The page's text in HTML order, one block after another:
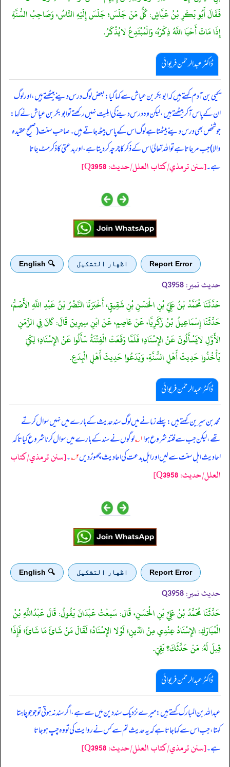
فَقَالَ أَبُو بَكْرِ بْنُ عَيَّاشٍ: كُلُّ مَنْ جَلَسَ؛ جَلَسَ إِلَيْهِ النَّاسُ، وَصَاحِبُ السُّنَّةِ
إِذَا مَاتَ أَحْيَا اللَّهُ ذِكْرَهُ، وَالْمُبْتَدِعُ لايُذْكَرُ.
ڈاکٹر عبدالرحمٰن فریوائی
‏‏‏‏ یحیی بن آدم کہتے ہیں کہ ابوبکر بن عیاش سے کہا گیا: بعض لوگ درس دینے بیٹھتے ہیں، اور لوگ
ان کے پاس آ کر بیٹھتے ہیں، لیکن وہ درس دینے کی اہلیت نہیں رکھتے تو ابوبکر بن عیاش نے کہا:
جو شخص بھی درس دینے بیٹھتا ہے لوگ اس کے پاس بیٹھ جاتے ہیں۔ صاحب سنت (صحیح عقیدہ
والا) جب مر جاتا ہے تو اللہ تعالیٰ اس کے ذکر کا چرچہ کر دیتا ہے، اور بدعتی کا ذکر مٹ جاتا
ہے۔[سنن ترمذي/کتاب العلل/حدیث: Q3958]
Report Error اظهار التشكيل 🔍 English
حدیث نمبر: Q3958
حَدَّثَنَا مُحَمَّدُ بْنُ عَلِيِّ بْنِ الْحَسَنِ بْنِ شَقِيقٍ، أَخْبَرَنَا النَّضْرُ بْنُ عَبْدِ اللَّهِ الأَصَمُّ،
حَدَّثَنَا إِسْمَاعِيلُ بْنُ زَكَرِيَّا، عَنْ عَاصِمٍ، عَنْ ابْنِ سِيرِينَ قَالَ: كَانَ فِي الزَّمَنِ
الأَوَّلِ لايَسْأَلُونَ عَنْ الإِسْنَادِ؛ فَلَمَّا وَقَعَتْ الْفِتْنَةُ سَأَلُوا عَنْ الإِسْنَادِ؛ لِكَيْ
يَأْخُذُوا حَدِيثَ أَهْلِ السُّنَّةِ، وَيَدَعُوا حَدِيثَ أَهْلِ الْبِدَعِ.
ڈاکٹر عبدالرحمٰن فریوائی
‏‏‏‏ محمد بن سیرین کہتے ہیں: پہلے زمانے میں لوگ سند حدیث کے بارے میں نہیں سوال کرتے
تھے، لیکن جب سے فتنہ شروع ہوا۱؎ لوگوں نے سند کے بارے میں سوال کرنا شروع کیا تاکہ
احادیث اہل سنت سے لیں اور اہل بدعت کی احادیث چھوڑ دیں۲؎ ۔[سنن ترمذي/کتاب
العلل/حدیث: Q3958]
Report Error اظهار التشكيل 🔍 English
حدیث نمبر: Q3958
حَدَّثَنَا مُحَمَّدُ بْنُ عَلِيِّ بْنِ الْحَسَنِ، قَال: سَمِعْتُ عَبْدَانَ يَقُولُ: قَالَ عَبْدُاللَّهِ بْنُ
الْمُبَارَكِ: الإِسْنَادُ عِنْدِي مِنْ الدِّينِ؛ لَوْلا الإِسْنَادُ؛ لَقَالَ مَنْ شَائَ مَا شَائَ؛ فَإِذَا
قِيلَ لَهُ: مَنْ حَدَّثَكَ؟ بَقِيَ.
ڈاکٹر عبدالرحمٰن فریوائی
‏‏‏‏ عبداللہ بن المبارک کہتے ہیں: میرے نزدیک سند دین میں سے ہے، اگر سند نہ ہوتی تو جو جو چاہتا
کہتا، جب اس سے کہا جاتا ہے کہ یہ حدیث تم سے کس نے روایت کی تو وہ چپ ہو جاتا
ہے۔[سنن ترمذي/کتاب العلل/حدیث: Q3958]